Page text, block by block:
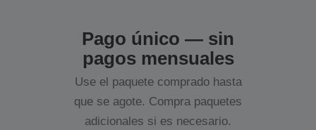
Pago único — sin
pagos mensuales
Use el paquete comprado hasta
que se agote. Compra paquetes
adicionales si es necesario.